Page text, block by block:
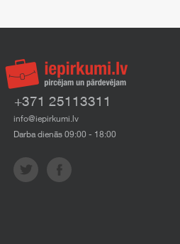
+371 25113311
info@iepirkumi.lv
Darba dienās 09:00 - 18:00